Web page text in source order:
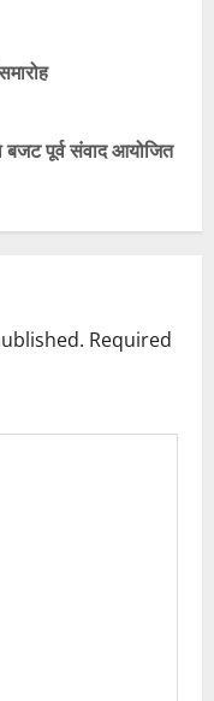
बजट पूर्व संवाद आयोजित
Required